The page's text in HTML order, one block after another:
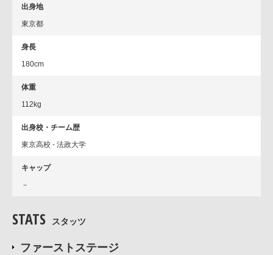
出身地
東京都
身長
180cm
体重
112kg
出身校・チーム歴
東京高校 - 法政大学
キャップ
－
STATS スタッツ
ファーストステージ